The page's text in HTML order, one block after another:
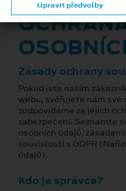
Zásady ochrany
Pokud jste naším
webu, svěřujete nám své
zodpovídáme za jejich
zabezpečení. Seznamte
osobních údajů,
souvislosti s GDPR
údajů).
Kdo je správce?
Upravit předvolby